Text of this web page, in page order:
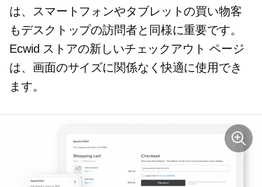
は、スマートフォンやタブレットの買い物客
もデスクトップの訪問者と同様に重要です。
Ecwid ストアの新しいチェックアウト ページ
は、画面のサイズに関係なく快適に使用でき
ます。